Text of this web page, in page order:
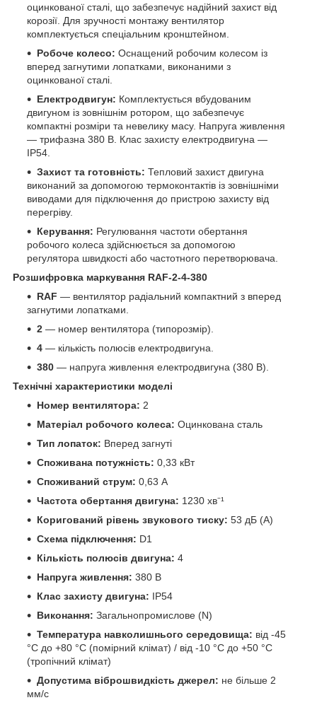
оцинкованої сталі, що забезпечує надійний захист від
корозії. Для зручності монтажу вентилятор
комплектується спеціальним кронштейном.
Робоче колесо: Оснащений робочим колесом із
вперед загнутими лопатками, виконаними з
оцинкованої сталі.
Електродвигун: Комплектується вбудованим
двигуном із зовнішнім ротором, що забезпечує
компактні розміри та невелику масу. Напруга живлення
— трифазна 380 В. Клас захисту електродвигуна —
IP54.
Захист та готовність: Тепловий захист двигуна
виконаний за допомогою термоконтактів із зовнішніми
виводами для підключення до пристрою захисту від
перегріву.
Керування: Регулювання частоти обертання
робочого колеса здійснюється за допомогою
регулятора швидкості або частотного перетворювача.
Розшифровка маркування RAF-2-4-380
RAF — вентилятор радіальний компактний з вперед
загнутими лопатками.
2 — номер вентилятора (типорозмір).
4 — кількість полюсів електродвигуна.
380 — напруга живлення електродвигуна (380 В).
Технічні характеристики моделі
Номер вентилятора: 2
Матеріал робочого колеса: Оцинкована сталь
Тип лопаток: Вперед загнуті
Споживана потужність: 0,33 кВт
Споживаний струм: 0,63 А
Частота обертання двигуна: 1230 хв⁻¹
Коригований рівень звукового тиску: 53 дБ (А)
Схема підключення: D1
Кількість полюсів двигуна: 4
Напруга живлення: 380 В
Клас захисту двигуна: IP54
Виконання: Загальнопромислове (N)
Температура навколишнього середовища: від -45
°C до +80 °C (помірний клімат) / від -10 °C до +50 °C
(тропічний клімат)
Допустима віброшвидкість джерел: не більше 2
мм/с